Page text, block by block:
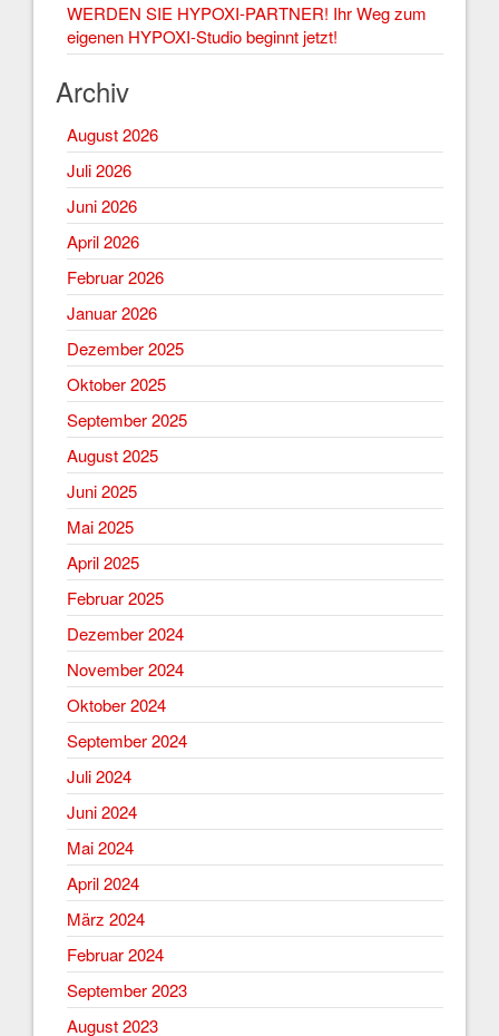
WERDEN SIE HYPOXI-PARTNER! Ihr Weg zum
eigenen HYPOXI-Studio beginnt jetzt!
Archiv
August 2026
Juli 2026
Juni 2026
April 2026
Februar 2026
Januar 2026
Dezember 2025
Oktober 2025
September 2025
August 2025
Juni 2025
Mai 2025
April 2025
Februar 2025
Dezember 2024
November 2024
Oktober 2024
September 2024
Juli 2024
Juni 2024
Mai 2024
April 2024
März 2024
Februar 2024
September 2023
August 2023